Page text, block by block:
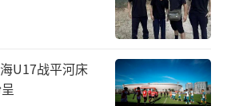
U17战平河床